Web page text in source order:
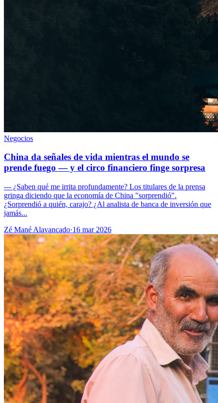
Negocios
China da señales de vida mientras el mundo se
prende fuego — y el circo financiero finge sorpresa
--- ¿Saben qué me irrita profundamente? Los titulares de la prensa
gringa diciendo que la economía de China "sorprendió".
¿Sorprendió a quién, carajo? ¿Al analista de banca de inversión que
jamás...
Zé Mané Alavancado·16 mar 2026